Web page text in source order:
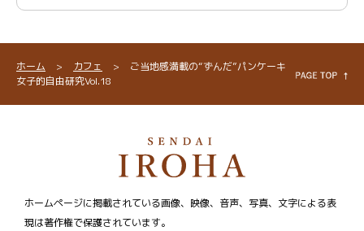
ホーム > カフェ >
ご当地感満載の“ずんだ”パンケーキ
女子的自由研究Vol.18
ホームページに掲載されている画像、映像、音声、写真、文字による表
現は著作権で保護されています。